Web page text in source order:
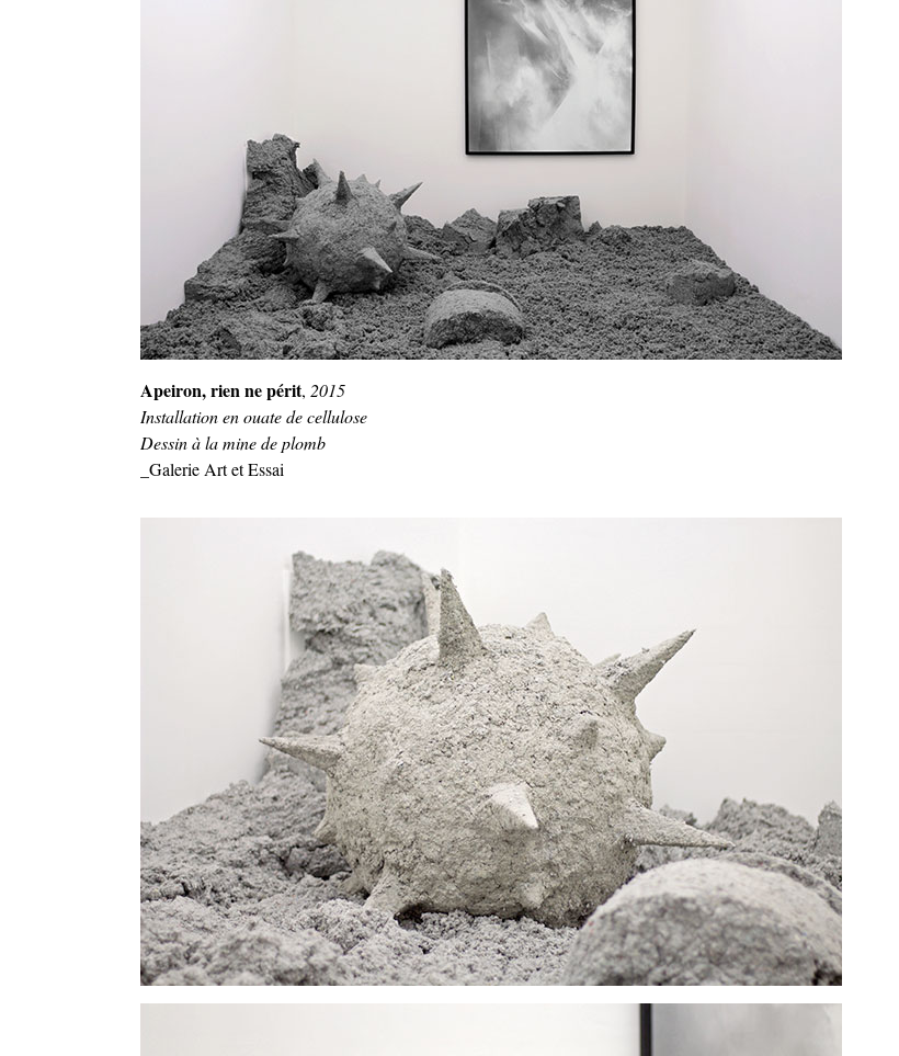
Apeiron, rien ne périt, 2015
Installation en ouate de cellulose
Dessin à la mine de plomb
_Galerie Art et Essai